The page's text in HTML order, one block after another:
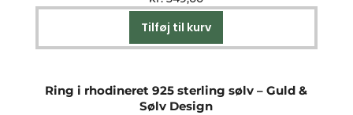
kan
Tilføj til kurv
Ring i rhodineret 925 sterling sølv – Guld &
Sølv Design